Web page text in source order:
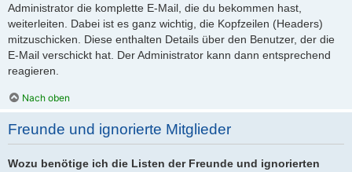
Administrator die komplette E-Mail, die du bekommen hast,
weiterleiten. Dabei ist es ganz wichtig, die Kopfzeilen (Headers)
mitzuschicken. Diese enthalten Details über den Benutzer, der die
E-Mail verschickt hat. Der Administrator kann dann entsprechend
reagieren.
Nach oben
Freunde und ignorierte Mitglieder
Wozu benötige ich die Listen der Freunde und ignorierten